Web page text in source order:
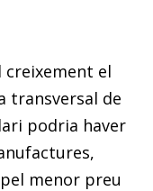
creixement el
transversal de
podria haver
menor preu